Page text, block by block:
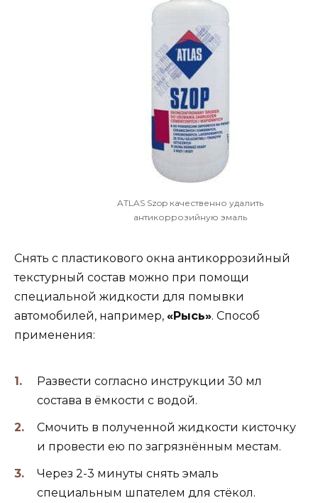
ATLAS Szop качественно удалить
антикоррозийную эмаль
Снять с пластикового окна антикоррозийный
текстурный состав можно при помощи
специальной жидкости для помывки
автомобилей, например, «Рысь». Способ
применения:
Развести согласно инструкции 30 мл
состава в ёмкости с водой.
Смочить в полученной жидкости кисточку
и провести ею по загрязнённым местам.
Через 2-3 минуты снять эмаль
специальным шпателем для стёкол.